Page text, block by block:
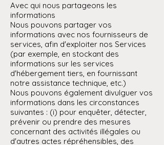
Avec qui nous partageons les
informations
Nous pouvons partager vos
informations avec nos fournisseurs de
services, afin d'exploiter nos Services
(par exemple, en stockant des
informations sur les services
d'hébergement tiers, en fournissant
notre assistance technique, etc.)
Nous pouvons également divulguer vos
informations dans les circonstances
suivantes : (i) pour enquêter, détecter,
prévenir ou prendre des mesures
concernant des activités illégales ou
d'autres actes répréhensibles, des